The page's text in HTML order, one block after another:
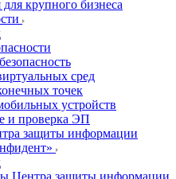
крупного бизнеса
сред
точек
устройств
и проверка ЭП
защиты информации
Центра защиты информации